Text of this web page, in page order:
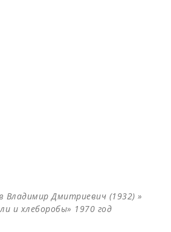
Владимир Дмитриевич (1932) »
и хлеборобы» 1970 год